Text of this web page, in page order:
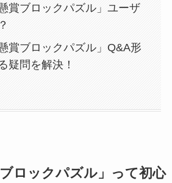
賞ブロックパズル」ユーザ
賞ブロックパズル」Q&A形
疑問を解決！
ブロックパズル」って初心